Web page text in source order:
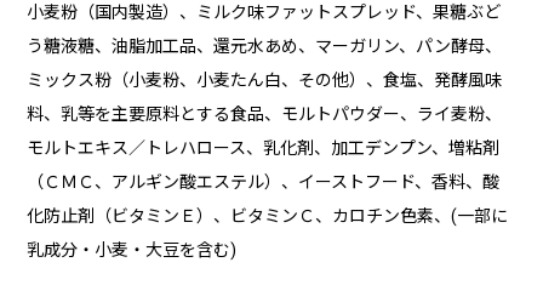
小麦粉（国内製造）、ミルク味ファットスプレッド、果糖ぶど
う糖液糖、油脂加工品、還元水あめ、マーガリン、パン酵母、
ミックス粉（小麦粉、小麦たん白、その他）、食塩、発酵風味
料、乳等を主要原料とする食品、モルトパウダー、ライ麦粉、
モルトエキス／トレハロース、乳化剤、加工デンプン、増粘剤
（ＣＭＣ、アルギン酸エステル）、イーストフード、香料、酸
化防止剤（ビタミンＥ）、ビタミンＣ、カロチン色素、(一部に
乳成分・小麦・大豆を含む)